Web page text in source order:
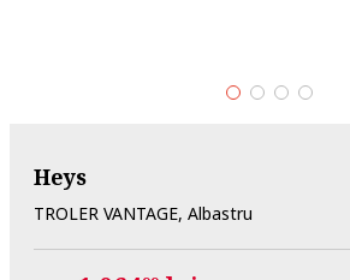
Heys
TROLER VANTAGE, Albastru